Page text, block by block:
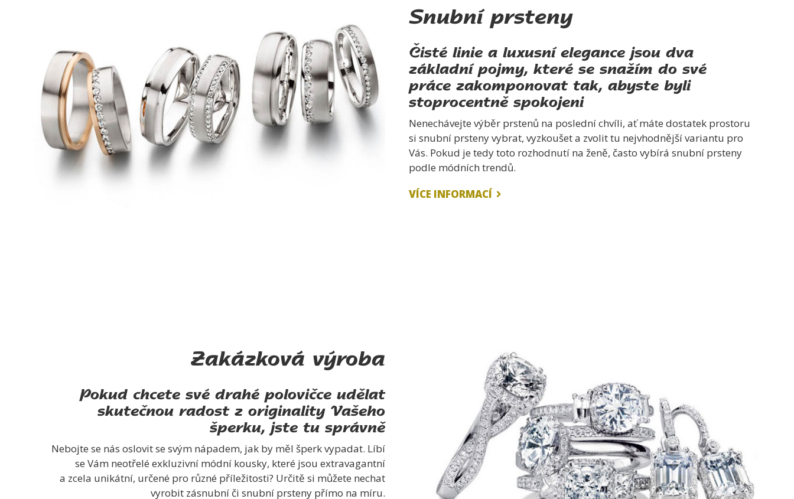
Snubní prsteny
Čisté linie a luxusní elegance jsou dva
základní pojmy, které se snažím do své
práce zakomponovat tak, abyste byli
stoprocentně spokojeni
Nenechávejte výběr prstenů na poslední chvíli, ať máte dostatek prostoru
si snubní prsteny vybrat, vyzkoušet a zvolit tu nejvhodnější variantu pro
Vás. Pokud je tedy toto rozhodnutí na ženě, často vybírá snubní prsteny
podle módních trendů.
VÍCE INFORMACÍ
Zakázková výroba
Pokud chcete své drahé polovičce udělat
skutečnou radost z originality Vašeho
šperku, jste tu správně
Nebojte se nás oslovit se svým nápadem, jak by měl šperk vypadat. Líbí
se Vám neotřelé exkluzivní módní kousky, které jsou extravagantní
a zcela unikátní, určené pro různé příležitosti? Určitě si můžete nechat
vyrobit zásnubní či snubní prsteny přímo na míru.